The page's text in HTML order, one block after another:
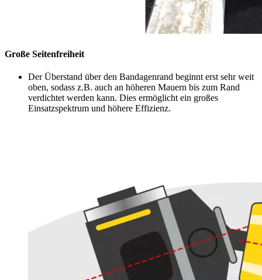
Große Seitenfreiheit
Der Überstand über den Bandagenrand beginnt erst sehr weit
oben, sodass z.B. auch an höheren Mauern bis zum Rand
verdichtet werden kann. Dies ermöglicht ein großes
Einsatzspektrum und höhere Effizienz.